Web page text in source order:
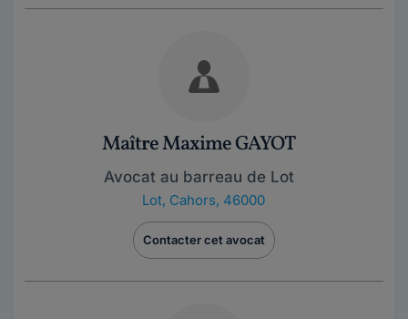
Maître Maxime GAYOT
Avocat au barreau de Lot
Lot, Cahors, 46000
Contacter cet avocat